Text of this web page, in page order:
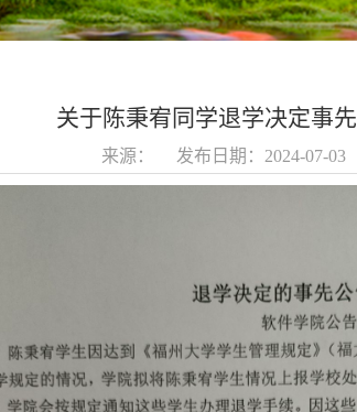
关于陈秉宥同学退学决定事
来源： 发布日期：2024-07-03